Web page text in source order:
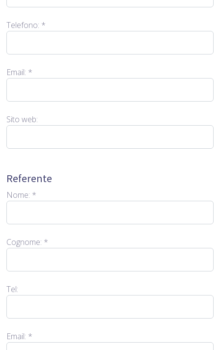
Telefono: *
Email: *
Sito web:
Referente
Nome: *
Cognome: *
Tel:
Email: *